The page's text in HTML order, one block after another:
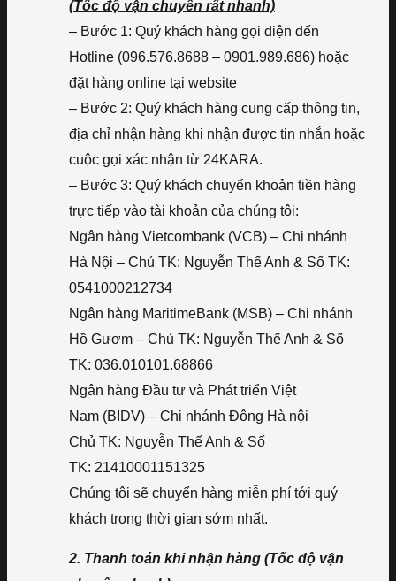
(Tốc độ vận chuyển rất nhanh)
– Bước 1: Quý khách hàng gọi điện đến
Hotline (096.576.8688 – 0901.989.686) hoặc
đặt hàng online tại website
– Bước 2: Quý khách hàng cung cấp thông tin,
địa chỉ nhận hàng khi nhận được tin nhắn hoặc
cuộc gọi xác nhận từ 24KARA.
– Bước 3: Quý khách chuyển khoản tiền hàng
trực tiếp vào tài khoản của chúng tôi:
Ngân hàng Vietcombank (VCB) – Chi nhánh
Hà Nội – Chủ TK: Nguyễn Thế Anh & Số TK:
0541000212734
Ngân hàng MaritimeBank (MSB) – Chi nhánh
Hồ Gươm – Chủ TK: Nguyễn Thế Anh & Số
TK: 036.010101.68866
Ngân hàng Đầu tư và Phát triển Việt
Nam (BIDV) – Chi nhánh Đông Hà nội
Chủ TK: Nguyễn Thế Anh & Số
TK: 21410001151325
Chúng tôi sẽ chuyển hàng miễn phí tới quý
khách trong thời gian sớm nhất.
2. Thanh toán khi nhận hàng (Tốc độ vận